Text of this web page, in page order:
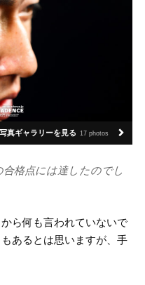
写真ギャラリーを見る 17 photos
格点には達したのでし
ら何も言われていないで
あるとは思いますが、手